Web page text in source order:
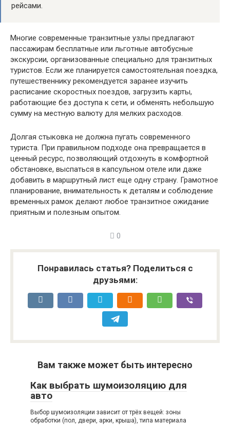
рейсами.
Многие современные транзитные узлы предлагают
пассажирам бесплатные или льготные автобусные
экскурсии, организованные специально для транзитных
туристов. Если же планируется самостоятельная поездка,
путешественнику рекомендуется заранее изучить
расписание скоростных поездов, загрузить карты,
работающие без доступа к сети, и обменять небольшую
сумму на местную валюту для мелких расходов.
Долгая стыковка не должна пугать современного
туриста. При правильном подходе она превращается в
ценный ресурс, позволяющий отдохнуть в комфортной
обстановке, выспаться в капсульном отеле или даже
добавить в маршрутный лист еще одну страну. Грамотное
планирование, внимательность к деталям и соблюдение
временных рамок делают любое транзитное ожидание
приятным и полезным опытом.
0
Понравилась статья? Поделиться с
друзьями:
Вам также может быть интересно
Как выбрать шумоизоляцию для
авто
Выбор шумоизоляции зависит от трёх вещей: зоны
обработки (пол, двери, арки, крыша), типа материала